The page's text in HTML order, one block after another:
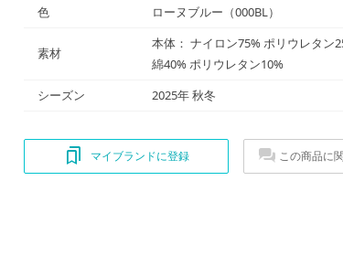
色
ローヌブルー（000BL）
素材
本体： ナイロン75% ポリウレタン
綿40% ポリウレタン10%
シーズン
2025年 秋冬
マイブランドに登録 この商品に